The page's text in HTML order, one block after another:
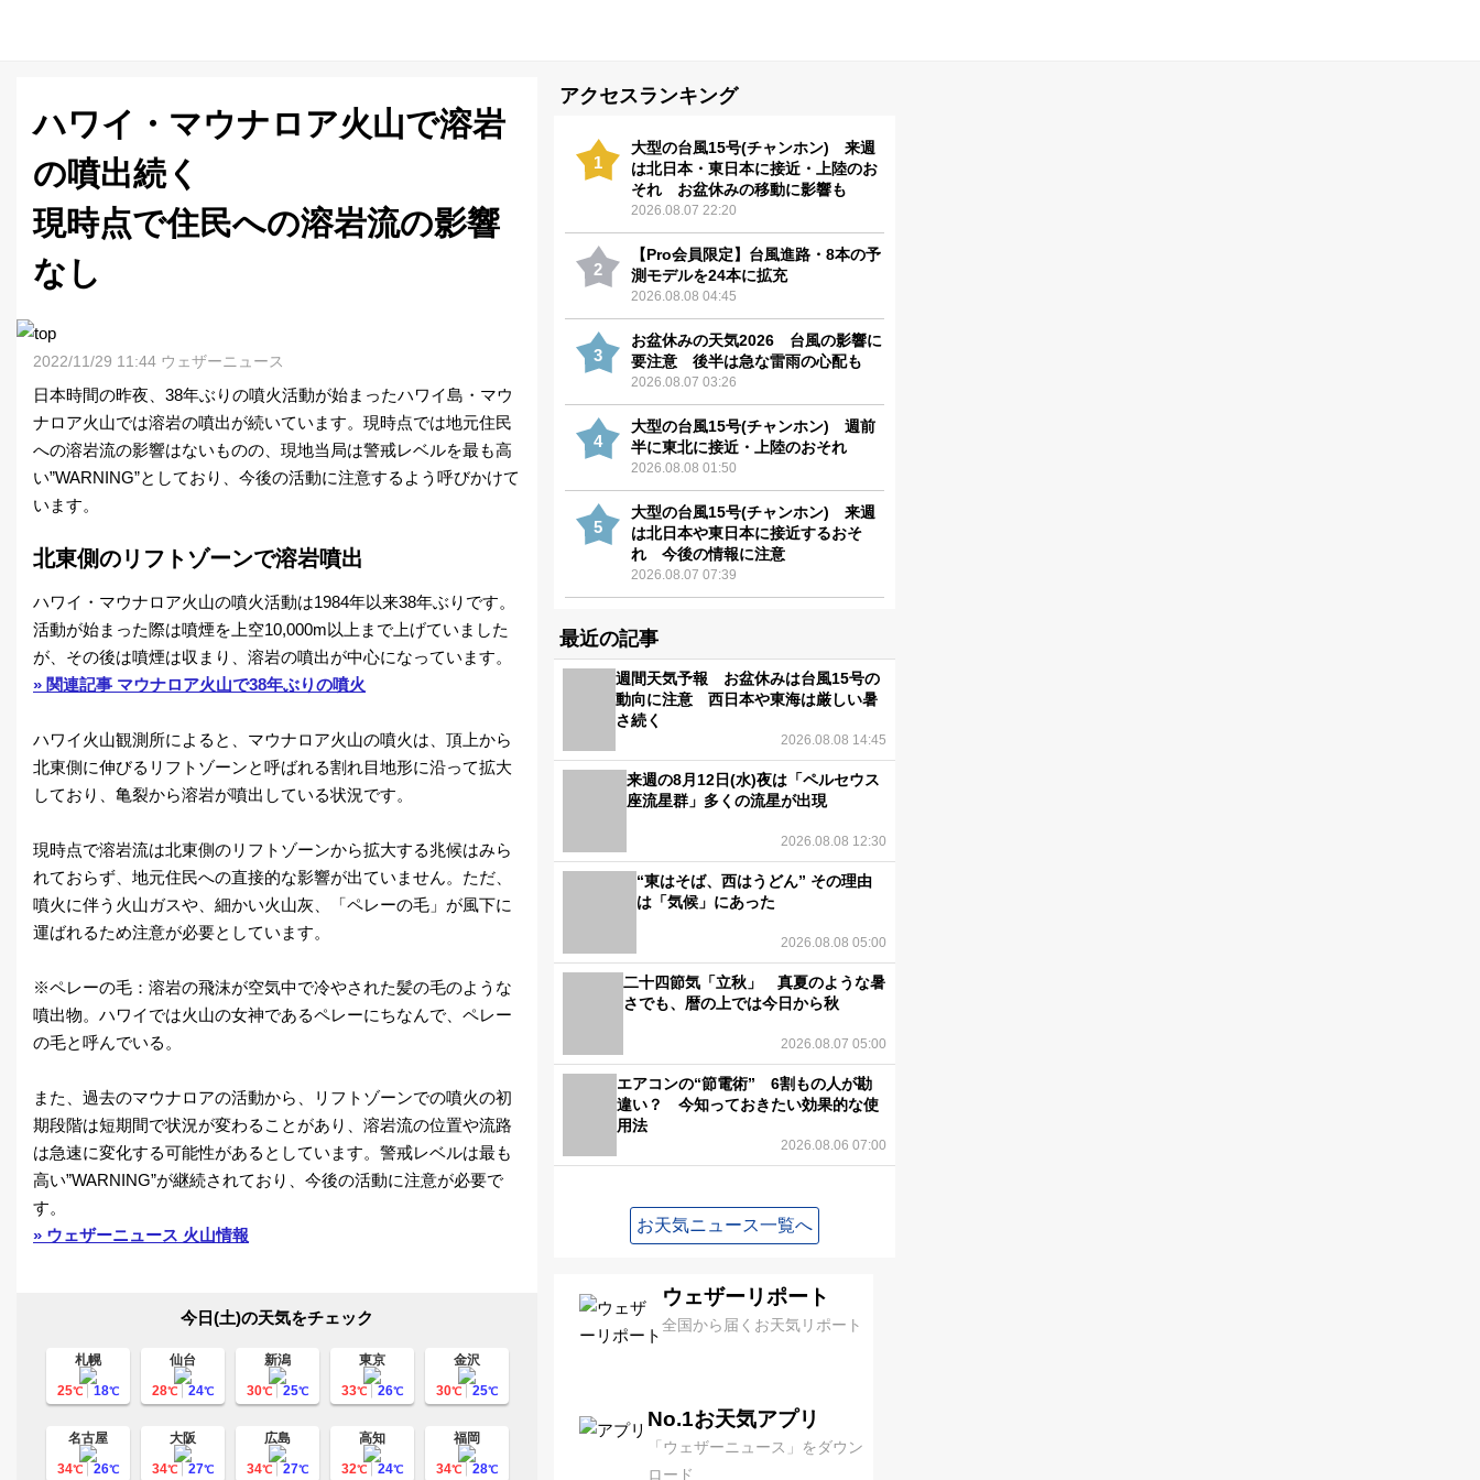
ハワイ・マウナロア火山で溶岩
の噴出続く
現時点で住民への溶岩流の影響
なし
2022/11/29 11:44 ウェザーニュース
日本時間の昨夜、38年ぶりの噴火活動が始まったハワイ島・マウ
ナロア火山では溶岩の噴出が続いています。現時点では地元住民
への溶岩流の影響はないものの、現地当局は警戒レベルを最も高
い”WARNING”としており、今後の活動に注意するよう呼びかけて
います。
北東側のリフトゾーンで溶岩噴出
ハワイ・マウナロア火山の噴火活動は1984年以来38年ぶりです。
活動が始まった際は噴煙を上空10,000m以上まで上げていました
が、その後は噴煙は収まり、溶岩の噴出が中心になっています。
» 関連記事 マウナロア火山で38年ぶりの噴火
ハワイ火山観測所によると、マウナロア火山の噴火は、頂上から
北東側に伸びるリフトゾーンと呼ばれる割れ目地形に沿って拡大
しており、亀裂から溶岩が噴出している状況です。
現時点で溶岩流は北東側のリフトゾーンから拡大する兆候はみら
れておらず、地元住民への直接的な影響が出ていません。ただ、
噴火に伴う火山ガスや、細かい火山灰、「ペレーの毛」が風下に
運ばれるため注意が必要としています。
※ペレーの毛：溶岩の飛沫が空気中で冷やされた髪の毛のような
噴出物。ハワイでは火山の女神であるペレーにちなんで、ペレー
の毛と呼んでいる。
また、過去のマウナロアの活動から、リフトゾーンでの噴火の初
期段階は短期間で状況が変わることがあり、溶岩流の位置や流路
は急速に変化する可能性があるとしています。警戒レベルは最も
高い”WARNING”が継続されており、今後の活動に注意が必要で
す。
» ウェザーニュース 火山情報
今日(土)の天気をチェック
札幌
25℃ 18℃
仙台
28℃ 24℃
新潟
30℃ 25℃
東京
33℃ 26℃
金沢
30℃ 25℃
名古屋
34℃ 26℃
大阪
34℃ 27℃
広島
34℃ 27℃
高知
32℃ 24℃
福岡
34℃ 28℃
アクセスランキング
1
大型の台風15号(チャンホン) 来週
は北日本・東日本に接近・上陸のお
それ お盆休みの移動に影響も
2026.08.07 22:20
2
【Pro会員限定】台風進路・8本の予
測モデルを24本に拡充
2026.08.08 04:45
3
お盆休みの天気2026 台風の影響に
要注意 後半は急な雷雨の心配も
2026.08.07 03:26
4
大型の台風15号(チャンホン) 週前
半に東北に接近・上陸のおそれ
2026.08.08 01:50
5
大型の台風15号(チャンホン) 来週
は北日本や東日本に接近するおそ
れ 今後の情報に注意
2026.08.07 07:39
最近の記事
週間天気予報 お盆休みは台風15号の
動向に注意 西日本や東海は厳しい暑
さ続く
2026.08.08 14:45
来週の8月12日(水)夜は「ペルセウス
座流星群」多くの流星が出現
2026.08.08 12:30
“東はそば、西はうどん” その理由
は「気候」にあった
2026.08.08 05:00
二十四節気「立秋」 真夏のような暑
さでも、暦の上では今日から秋
2026.08.07 05:00
エアコンの“節電術” 6割もの人が勘
違い？ 今知っておきたい効果的な使
用法
2026.08.06 07:00
お天気ニュース一覧へ
ウェザーリポート
全国から届くお天気リポート
No.1お天気アプリ
「ウェザーニュース」をダウン
ロード